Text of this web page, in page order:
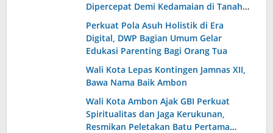
Dipercepat Demi Kedamaian di Tanah
Maluku
Perkuat Pola Asuh Holistik di Era
Digital, DWP Bagian Umum Gelar
Edukasi Parenting Bagi Orang Tua
Wali Kota Lepas Kontingen Jamnas XII,
Bawa Nama Baik Ambon
Wali Kota Ambon Ajak GBI Perkuat
Spiritualitas dan Jaga Kerukunan,
Resmikan Peletakan Batu Pertama